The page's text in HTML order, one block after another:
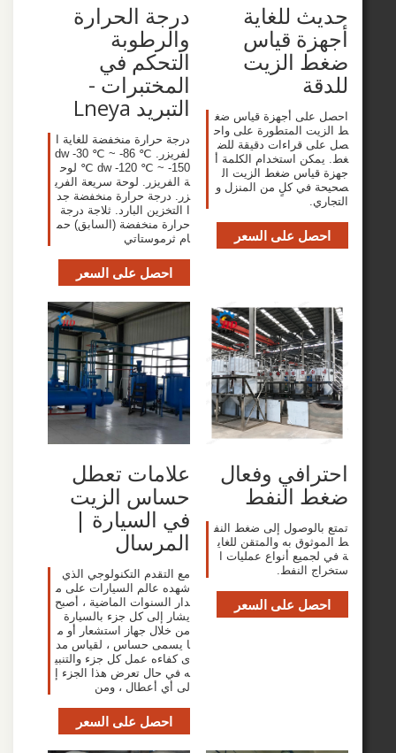
للغاية
قياس
الزيت
أجهزة قياس ضغ
المتطورة على واح
قراءات دقيقة للض
استخدام الكلمة أ
ضغط الزيت ال
في كلٍ من المنزل و
على السعر
درجة الحرارة
والرطوبة
التحكم في
المختبرات -
التبريد Lneya
درجة حرارة منخفضة للغاية ا
لفريزر. dw -30 ℃ ~ -86 ℃
dw -120 ℃ ~ -150 ℃ لوح
ة الفريزر. لوحة سريعة الفري
زر. درجة حرارة منخفضة جد
ا التخزين البارد. ثلاجة درجة
حرارة منخفضة (السابق) حم
ام ثرموستاتي
احصل على السعر
وفعال
النفط
إلى ضغط النف
به والمتقن للغاي
أنواع عمليات ا
على السعر
علامات تعطل
حساس الزيت
في السيارة |
المرسال
مع التقدم التكنولوجي الذي
شهده عالم السيارات على م
دار السنوات الماضية ، أصبح
يشار إلى كل جزء بالسيارة
من خلال جهاز استشعار أو م
ا يسمى حساس ، لقياس مد
ى كفاءه عمل كل جزء والتنبي
ه في حال تعرض هذا الجزء إ
لى أي أعطال ، ومن
احصل على السعر